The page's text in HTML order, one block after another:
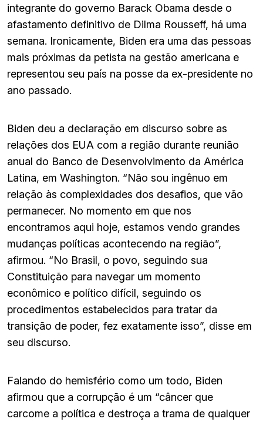
integrante do governo Barack Obama desde o
afastamento definitivo de Dilma Rousseff, há uma
semana. Ironicamente, Biden era uma das pessoas
mais próximas da petista na gestão americana e
representou seu país na posse da ex-presidente no
ano passado.
Biden deu a declaração em discurso sobre as
relações dos EUA com a região durante reunião
anual do Banco de Desenvolvimento da América
Latina, em Washington. “Não sou ingênuo em
relação às complexidades dos desafios, que vão
permanecer. No momento em que nos
encontramos aqui hoje, estamos vendo grandes
mudanças políticas acontecendo na região”,
afirmou. “No Brasil, o povo, seguindo sua
Constituição para navegar um momento
econômico e político difícil, seguindo os
procedimentos estabelecidos para tratar da
transição de poder, fez exatamente isso”, disse em
seu discurso.
Falando do hemisfério como um todo, Biden
afirmou que a corrupção é um “câncer que
carcome a política e destroça a trama de qualquer